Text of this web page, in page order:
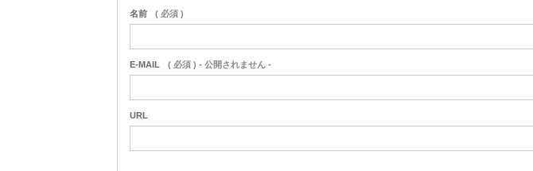
名前 ( 必須 )
E-MAIL ( 必須 ) - 公開されません -
URL